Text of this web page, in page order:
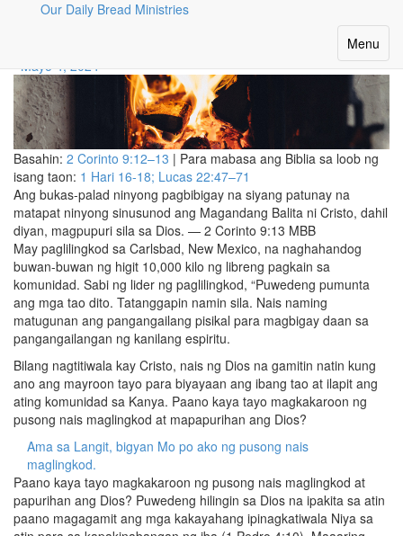
Our Daily Bread Ministries
Toggle
Menu
Mayo 4, 2024
Basahin: 2 Corinto 9:12–13 | Para mabasa ang Biblia sa loob ng
isang taon: 1 Hari 16-18; Lucas 22:47–71
Ang bukas-palad ninyong pagbibigay na siyang patunay na
matapat ninyong sinusunod ang Magandang Balita ni Cristo, dahil
diyan, magpupuri sila sa Dios. — 2 Corinto 9:13 MBB
May paglilingkod sa Carlsbad, New Mexico, na naghahandog
buwan-buwan ng higit 10,000 kilo ng libreng pagkain sa
komunidad. Sabi ng lider ng paglilingkod, “Puwedeng pumunta
ang mga tao dito. Tatanggapin namin sila. Nais naming
matugunan ang pangangailang pisikal para magbigay daan sa
pangangailangan ng kanilang espiritu.
Bilang nagtitiwala kay Cristo, nais ng Dios na gamitin natin kung
ano ang mayroon tayo para biyayaan ang ibang tao at ilapit ang
ating komunidad sa Kanya. Paano kaya tayo magkakaroon ng
pusong nais maglingkod at mapapurihan ang Dios?
Ama sa Langit, bigyan Mo po ako ng pusong nais
maglingkod.
Paano kaya tayo magkakaroon ng pusong nais maglingkod at
papurihan ang Dios? Puwedeng hilingin sa Dios na ipakita sa atin
paano magagamit ang mga kakayahang ipinagkatiwala Niya sa